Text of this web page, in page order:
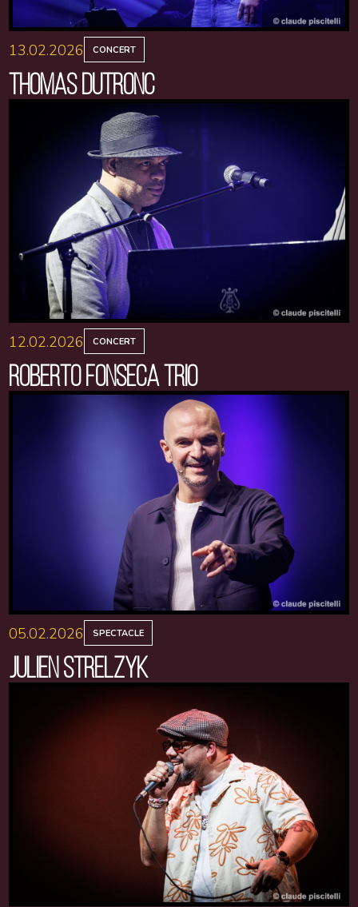
13.02.2026 CONCERT
THOMAS DUTRONC
12.02.2026 CONCERT
ROBERTO FONSECA TRIO
05.02.2026 SPECTACLE
JULIEN STRELZYK